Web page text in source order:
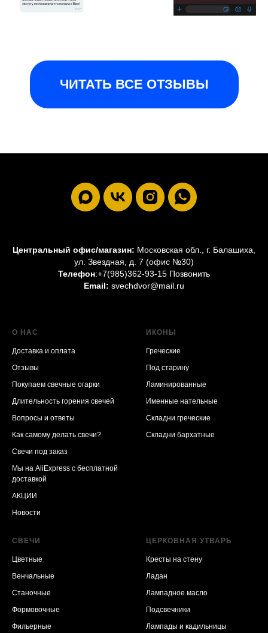
ЧИТАТЬ ВСЕ ОТЗЫВЫ
Центральный офис/магазин: Московская обл., г. Балашиха,
ул. Звездная, д. 7 (офис №30)
Телефон:+7(985)362-93-15 Позвонить
Email: svechdvor@mail.ru
О НАС
Доставка и оплата
Отзывы
Покупаем свечные огарки
Длительность горения свечей
Вопросы и ответы
Как самому делать свечи?
Свечи под заказ
Мы на AliExpress с бесплатной
доставкой
АКЦИИ
Новости
ИКОНЫ
Греческие
Под старину
Ламинированные
Именные нательные
Складни греческие
Складни бархатные
СВЕЧИ
Цветные
Венчальные
Станочные
Формовочные
Фильерные
ЦЕРКОВНАЯ УТВАРЬ
Кресты на стену
Ладан
Лампадное масло
Подсвечники
Лампады и кадильницы